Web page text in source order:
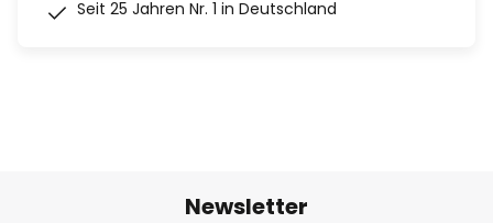
Seit 25 Jahren Nr. 1 in Deutschland
Newsletter